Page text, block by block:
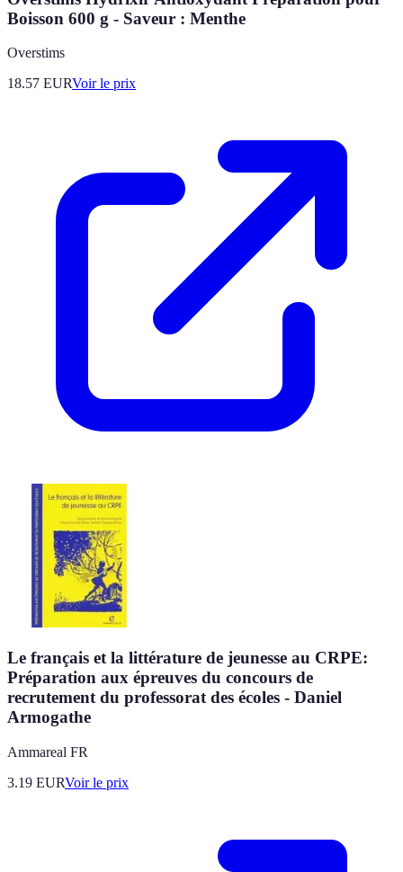
Boisson 600 g - Saveur : Menthe
Overstims
18.57 EURVoir le prix
Le français et la littérature de jeunesse au CRPE:
Préparation aux épreuves du concours de
recrutement du professorat des écoles - Daniel
Armogathe
Ammareal FR
3.19 EURVoir le prix